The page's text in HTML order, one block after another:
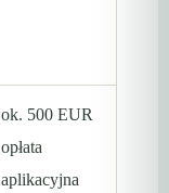
ok. 500 EUR
opłata
aplikacyjna